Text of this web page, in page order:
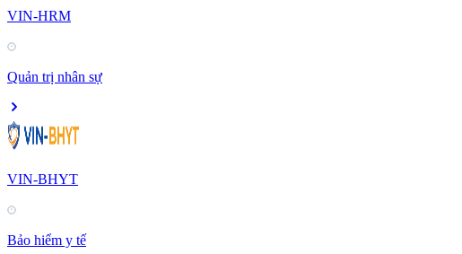
VIN-HRM
Quản trị nhân sự
VIN-BHYT
Bảo hiểm y tế